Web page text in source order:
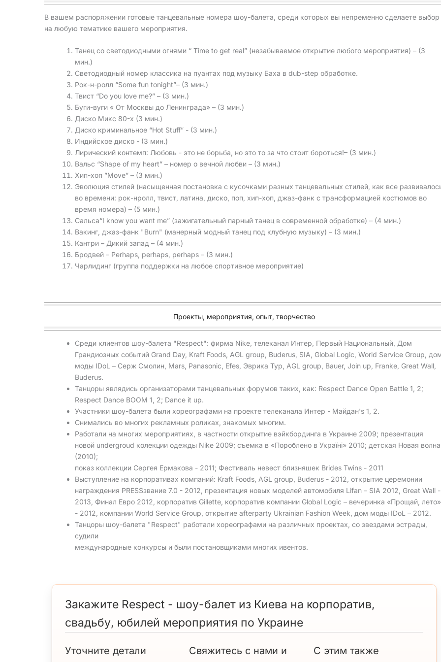
В вашем распоряжении готовые танцевальные номера шоу-балета, среди которых вы непременно сделаете выбор
на любую тематике вашего мероприятия.
Танец со светодиодными огнями “ Time to get real” (незабываемое открытие любого мероприятия) – (3
мин.)
Светодиодный номер классика на пуантах под музыку Баха в dub-step обработке.
Рок-н-ролл “Some fun tonight”– (3 мин.)
Твист “Do you love me?” – (3 мин.)
Буги-вуги « От Москвы до Ленинграда» – (3 мин.)
Диско Микс 80-х (3 мин.)
Диско криминальное “Hot Stuff” - (3 мин.)
Индийское диско - (3 мин.)
Лирический контемп: Любовь - это не борьба, но это то за что стоит бороться!– (3 мин.)
Вальс “Shape of my heart” – номер о вечной любви – (3 мин.)
Хип-хоп ”Move” – (3 мин.)
Эволюция стилей (насыщенная постановка с кусочками разных танцевальных стилей, как все
во времени: рок-нролл, твист, латина, диско, поп, хип-хоп, джаз-фанк с трансформацией костюмов во
время номера) – (5 мин.)
Сальса“I know you want me” (зажигательный парный танец в современной обработке) – (4 мин.)
Вакинг, джаз-фанк "Burn" (манерный модный танец под клубную музыку) – (3 мин.)
Кантри – Дикий запад – (4 мин.)
Бродвей – Perhaps, perhaps, perhaps – (3 мин.)
Чарлидинг (группа поддержки на любое спортивное мероприятие)
Проекты, мероприятия, опыт, творчество
Среди клиентов шоу-балета "Respect": фирма Nike, телеканал Интер, Первый Национальный, Дом
Грандиозных событий Grand Day, Kraft Foods, AGL group, Buderus, SIA, Global Logic, World Service Group,
моды IDoL – Серж Смолин, Mars, Panasonic, Efes, Эврика Тур, AGL group, Bauer, Join up, Franke, Great Wall,
Buderus.
Танцоры являдись организаторами танцевальных форумов таких, как: Respect Dance Open Battle 1, 2;
Respect Dance BOOM 1, 2; Dance it up.
Участники шоу-балета были хореографами на проекте телеканала Интер - Майдан's 1, 2.
Снимались во многих рекламных роликах, знакомых многим.
Работали на многих мероприятиях, в частности открытие вэйкбординга в Украине 2009; презентация
новой undergroud колекции одежды Nike 2009; съемка в «Пороблено в Україні» 2010; детская Новая волна
(2010);
показ коллекции Сергея Ермакова - 2011; Фестиваль невест близняшек Brides Twins - 2011
Выступление на корпоративах компаний: Kraft Foods, AGL group, Buderus - 2012, открытие церемонии
награждения PRESSзвание 7.0 - 2012, презентация новых моделей автомобиля Lifan – SIA 2012, Great Wall -
2013, Финал Евро 2012, корпоратив Gillette, корпоратив компании Global Logic – вечеринка «Прощай, лето»
- 2012, компании World Service Group, открытие afterparty Ukrainian Fashion Week, дом моды IDoL – 2012.
Танцоры шоу-балета "Respect" работали хореографами на различных проектах, со звездами эстрады,
судили
международные конкурсы и были постановщиками многих ивентов.
Закажите Respect - шоу-балет из Киева на корпоратив,
свадьбу, юбилей мероприятия по Украине
Уточните детали
Свяжитесь с нами и
С этим также